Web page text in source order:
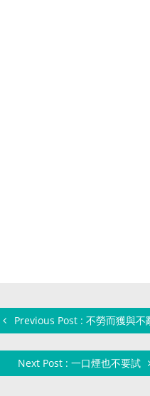
Previous Post : 不勞而獲與不
Next Post : 一口煙也不要試